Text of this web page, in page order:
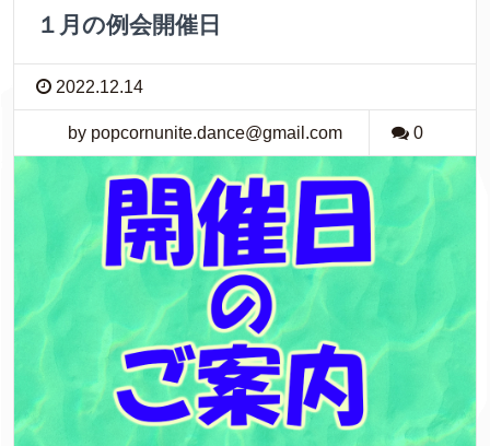
１月の例会開催日
2022.12.14
by popcornunite.dance@gmail.com 0